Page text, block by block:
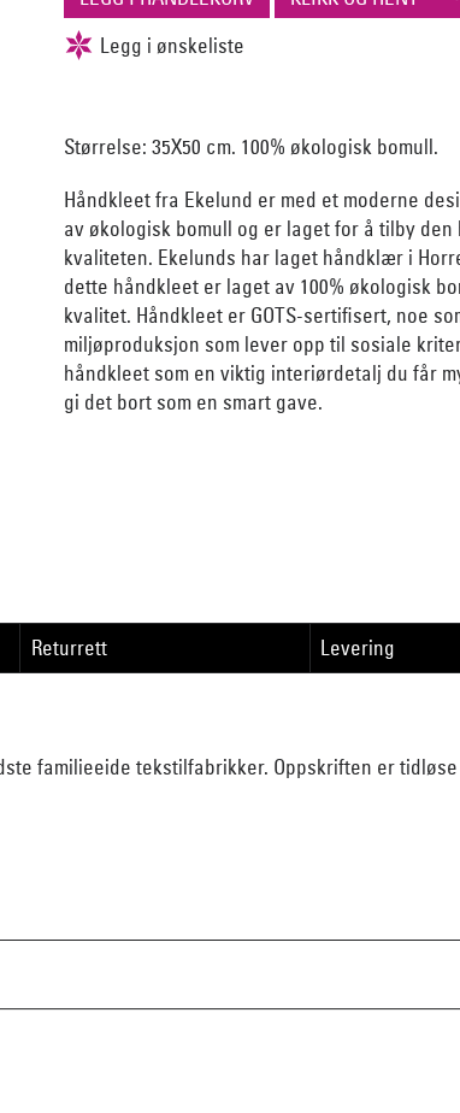
Størrelse: 35X50 cm. 100% økologisk bomull.
Håndkleet fra Ekelund er med et moderne
av økologisk bomull og er laget for å tilby den
kvaliteten. Ekelunds har laget håndklær i
dette håndkleet er laget av 100% økologisk
kvalitet. Håndkleet er GOTS-sertifisert, noe
miljøproduksjon som lever opp til sosiale
håndkleet som en viktig interiørdetalj du får
gi det bort som en smart gave.
Returrett Levering
familieeide tekstilfabrikker. Oppskriften er tidløse